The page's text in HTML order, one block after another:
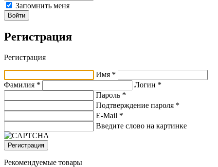
Запомнить меня
Войти
Регистрация
Регистрация
Имя *
Фамилия *
Логин *
Пароль *
Подтверждение пароля *
E-Mail *
Введите слово на картинке
Регистрация
Рекомендуемые товары